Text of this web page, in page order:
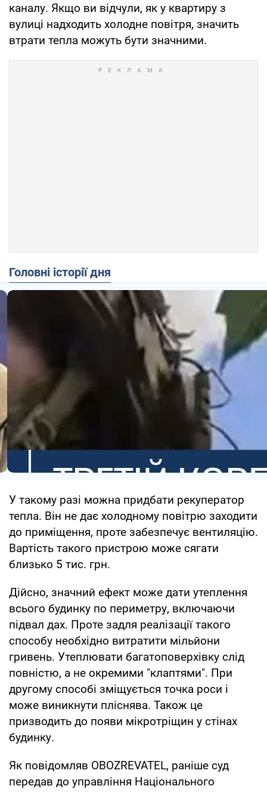
каналу. Якщо ви відчули, як у квартиру з
вулиці надходить холодне повітря, значить
втрати тепла можуть бути значними.
Головні історії дня
У такому разі можна придбати рекуператор
тепла. Він не дає холодному повітрю заходити
до приміщення, проте забезпечує вентиляцію.
Вартість такого пристрою може сягати
близько 5 тис. грн.
Дійсно, значний ефект може дати утеплення
всього будинку по периметру, включаючи
підвал дах. Проте задля реалізації такого
способу необхідно витратити мільйони
гривень. Утеплювати багатоповерхівку слід
повністю, а не окремими "клаптями". При
другому способі зміщується точка роси і
може виникнути пліснява. Також це
призводить до появи мікротріщин у стінах
будинку.
Як повідомляв OBOZREVATEL, раніше суд
передав до управління Національного